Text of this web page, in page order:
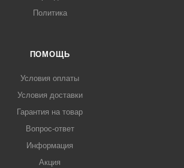
Политика
ПОМОЩЬ
Условия оплаты
Условия доставки
Гарантия на товар
Вопрос-ответ
Информация
Акция